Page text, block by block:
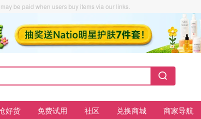
be paid when users buy items via our links.
好货 免费试用 社区 兑换商城 商家导航